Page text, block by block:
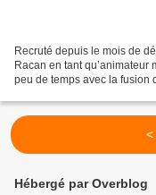
Recruté depuis le mois de
Racan en tant
peu de temps avec la fusion
<
Hébergé par Overblog